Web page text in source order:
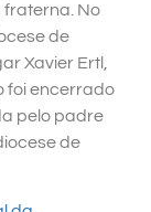
fraterna. No
de
Xavier Ertl,
foi encerrado
pelo padre
de